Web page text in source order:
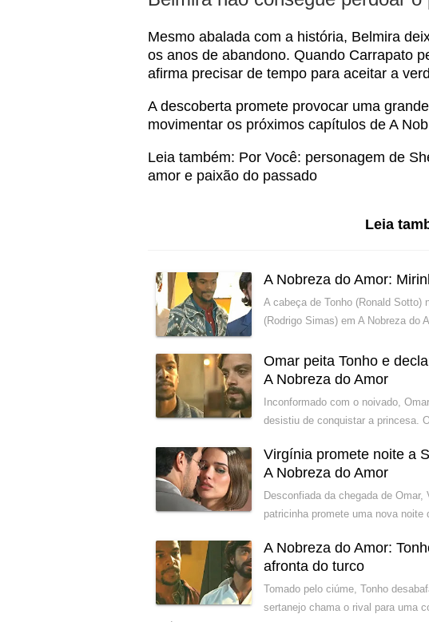
Mesmo abalada com a história, Belmira
os anos de abandono. Quando Carrapato
afirma precisar de tempo para aceitar a
A descoberta promete provocar uma
movimentar os próximos capítulos de A
Leia também: Por Você: personagem de
amor e paixão do passado
Leia
A Nobreza do Amor:
A cabeça de Tonho (Ronald Sotto)
(Rodrigo Simas) em A Nobreza
Omar peita Tonho e
A Nobreza do Amor
Inconformado com o noivado,
desistiu de conquistar a princesa.
Virgínia promete noite a
A Nobreza do Amor
Desconfiada da chegada de
patricinha promete uma nova
A Nobreza do Amor:
afronta do turco
Tomado pelo ciúme, Tonho
sertanejo chama o rival para uma